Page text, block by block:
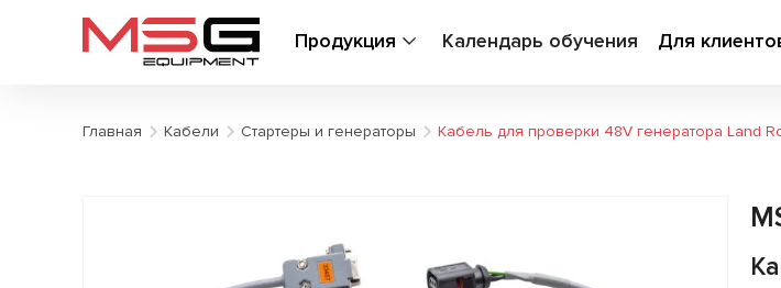
Продукция Календарь обучения Для
Главная Кабели Стартеры и генераторы Кабель для проверки 48V генератора Land